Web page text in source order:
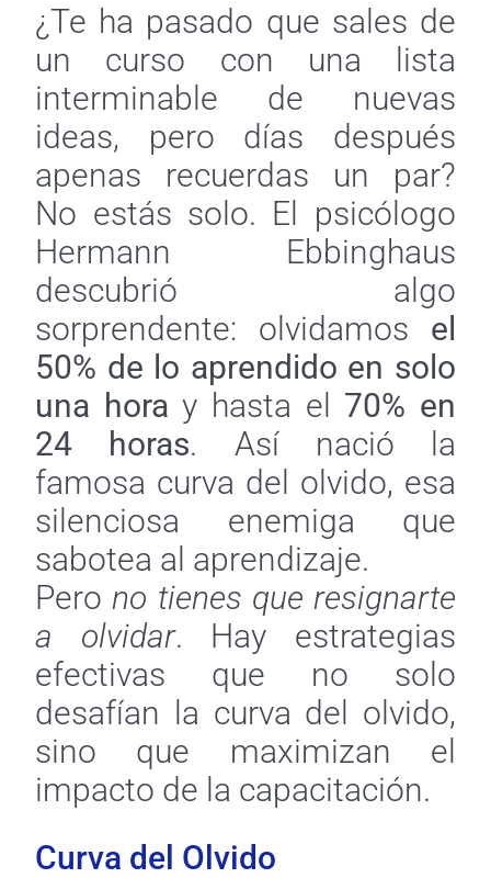
¿Te ha pasado que sales de
un curso con una lista
interminable de nuevas
ideas, pero días después
apenas recuerdas un par?
No estás solo. El psicólogo
Hermann Ebbinghaus
descubrió algo
sorprendente: olvidamos el
50% de lo aprendido en solo
una hora y hasta el 70% en
24 horas. Así nació la
famosa curva del olvido, esa
silenciosa enemiga que
sabotea al aprendizaje.
Pero no tienes que resignarte
a olvidar. Hay estrategias
efectivas que no solo
desafían la curva del olvido,
sino que maximizan el
impacto de la capacitación.
Curva del Olvido